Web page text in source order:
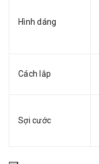
Hình dáng
Cách lắp
Sợi cước